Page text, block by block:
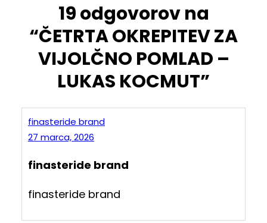
19 odgovorov na
“ČETRTA OKREPITEV ZA
VIJOLČNO POMLAD –
LUKAS KOCMUT”
finasteride brand
27 marca, 2026
finasteride brand
finasteride brand